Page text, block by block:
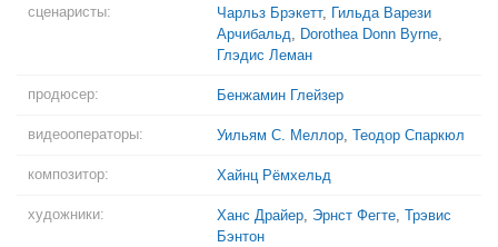
сценаристы: Чарльз Брэкетт, Гильда Варези
Арчибальд, Dorothea Donn Byrne,
Глэдис Леман
продюсер: Бенжамин Глейзер
видеооператоры: Уильям С. Меллор, Теодор Спаркюл
композитор: Хайнц Рёмхельд
художники: Ханс Драйер, Эрнст Фегте, Трэвис
Бэнтон